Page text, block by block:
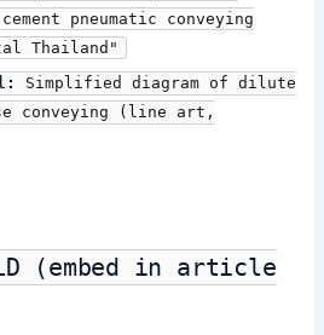
pneumatic conveying
Thailand"
Simplified diagram of dilute
conveying (line art,
LD (embed in article